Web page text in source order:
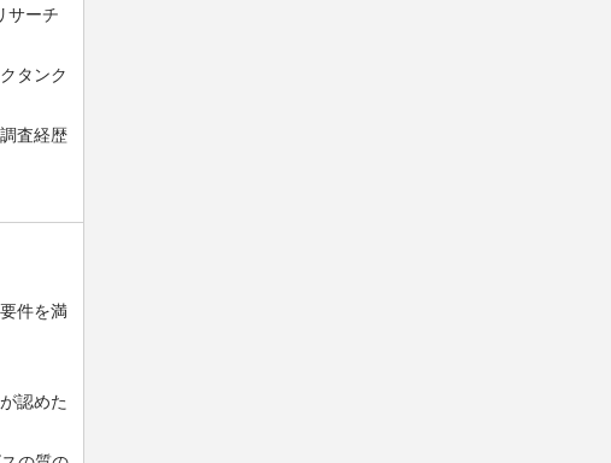
サーチ
タンク
査経歴
件を満
認めた